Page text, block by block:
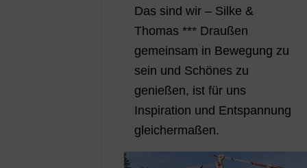
Das sind wir – Silke &
Thomas *** Draußen
gemeinsam in Bewegung zu
sein und Schönes zu
genießen, ist für uns
Inspiration und Entspannung
gleichermaßen.